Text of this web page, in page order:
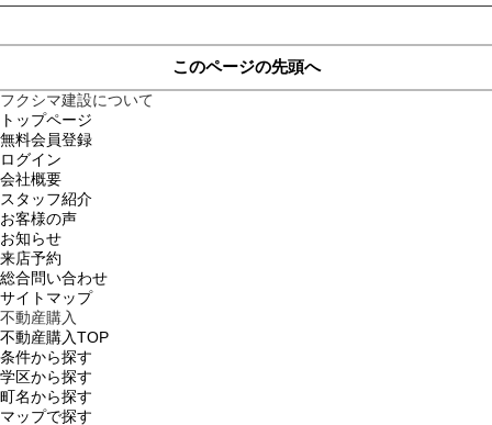
このページの先頭へ
フクシマ建設について
トップページ
無料会員登録
ログイン
会社概要
スタッフ紹介
お客様の声
お知らせ
来店予約
総合問い合わせ
サイトマップ
不動産購入
不動産購入TOP
条件から探す
学区から探す
町名から探す
マップで探す